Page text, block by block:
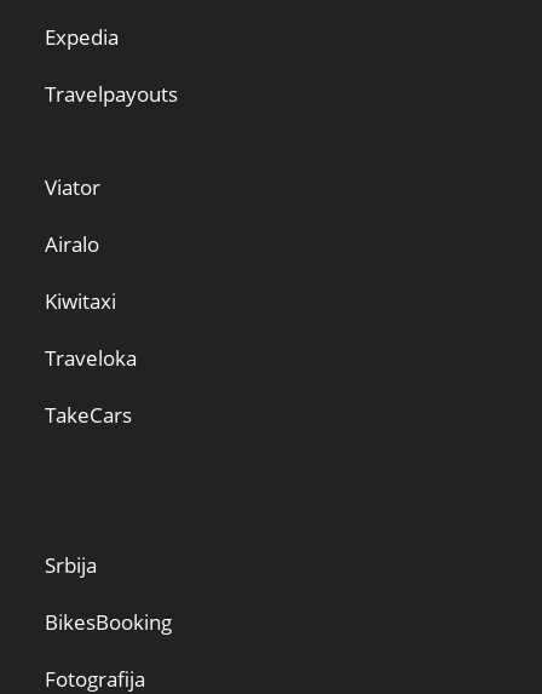
Expedia
Travelpayouts
Viator
Airalo
Kiwitaxi
Traveloka
TakeCars
Srbija
BikesBooking
Fotografija